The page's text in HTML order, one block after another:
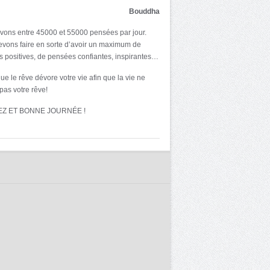
Bouddha
entre 45000 et 55000 pensées par jour.
faire en sorte d’avoir un maximum de
positives, de pensées confiantes, inspirantes…
le rêve dévore votre vie afin que la vie ne
votre rêve!
ET BONNE JOURNÉE !